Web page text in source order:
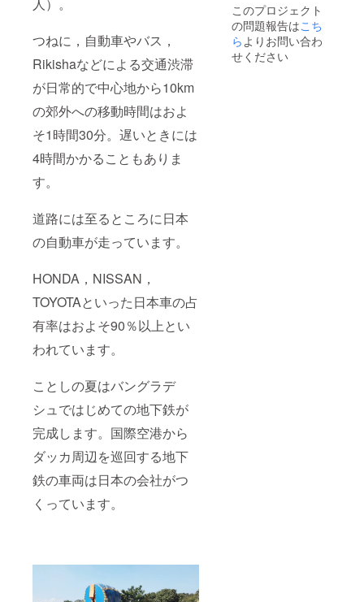
人）。
つねに，自動車やバス，
Rikishaなどによる交通渋滞
が日常的で中心地から10km
の郊外への移動時間はおよ
そ1時間30分。遅いときには
4時間かかることもありま
す。
道路には至るところに日本
の自動車が走っています。
HONDA，NISSAN，
TOYOTAといった日本車の占
有率はおよそ90％以上とい
われています。
ことしの夏はバングラデ
シュではじめての地下鉄が
完成します。国際空港から
ダッカ周辺を巡回する地下
鉄の車両は日本の会社がつ
くっています。
ます。
・
Certific
ate of
appreci
このプロジェクト
の問題報告はこち
ら よりお問い合わ
せください